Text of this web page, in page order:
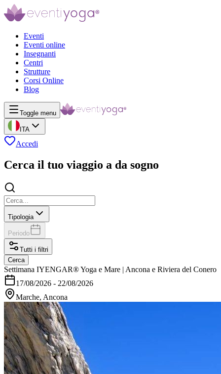
Eventi
Eventi online
Insegnanti
Centri
Strutture
Corsi Online
Blog
Toggle menu
ITA
Accedi
Cerca il tuo viaggio a da sogno
Tipologia
Periodo
Tutti i filtri
Cerca
Settimana IYENGAR® Yoga e Mare | Ancona e Riviera del Conero
17/08/2026 - 22/08/2026
Marche, Ancona